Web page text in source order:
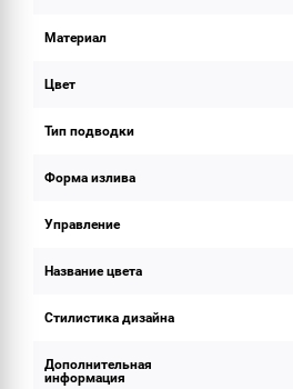
Материал
Цвет
Тип подводки
Форма излива
Управление
Название цвета
Стилистика дизайна
Дополнительная
информация